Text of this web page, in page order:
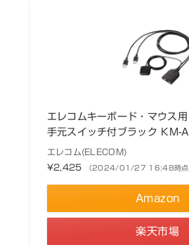
エレコムキーボード・マウス
手元スイッチ付ブラック
エレコム(ELECOM)
¥2,425
（2024/01/27 16:48時点 |
Amazon
楽天市場